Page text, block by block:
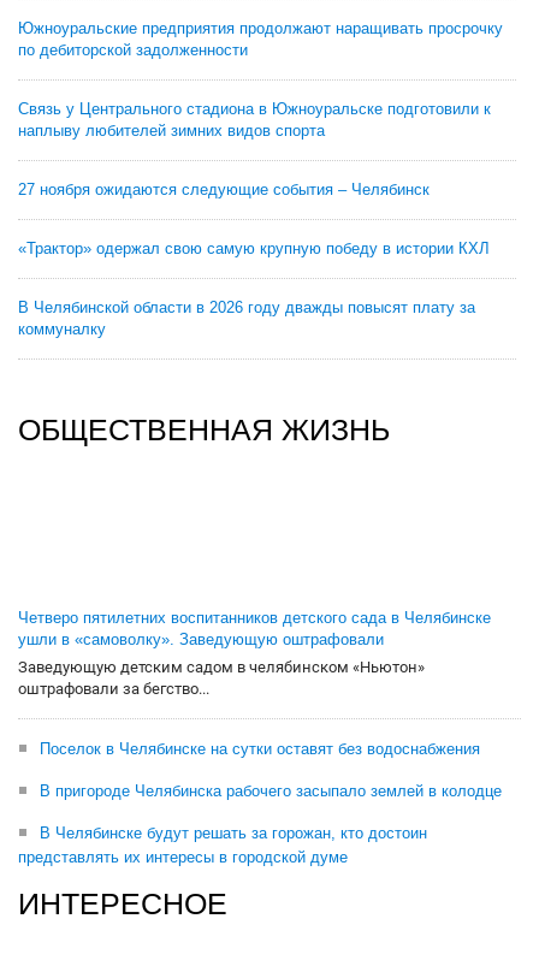
Южноуральские предприятия продолжают наращивать просрочку
по дебиторской задолженности
Связь у Центрального стадиона в Южноуральске подготовили к
наплыву любителей зимних видов спорта
27 ноября ожидаются следующие события – Челябинск
«Трактор» одержал свою самую крупную победу в истории КХЛ
В Челябинской области в 2026 году дважды повысят плату за
коммуналку
ОБЩЕСТВЕННАЯ ЖИЗНЬ
Четверо пятилетних воспитанников детского сада в Челябинске
ушли в «самоволку». Заведующую оштрафовали
Заведующую детским садом в челябинском «Ньютон»
оштрафовали за бегство...
Поселок в Челябинске на сутки оставят без водоснабжения
В пригороде Челябинска рабочего засыпало землей в колодце
В Челябинске будут решать за горожан, кто достоин
представлять их интересы в городской думе
ИНТЕРЕСНОЕ